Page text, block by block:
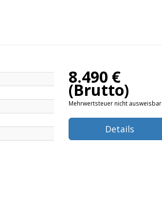
8.490 €
(Brutto)
Mehrwertsteuer nicht ausweisbar
Details